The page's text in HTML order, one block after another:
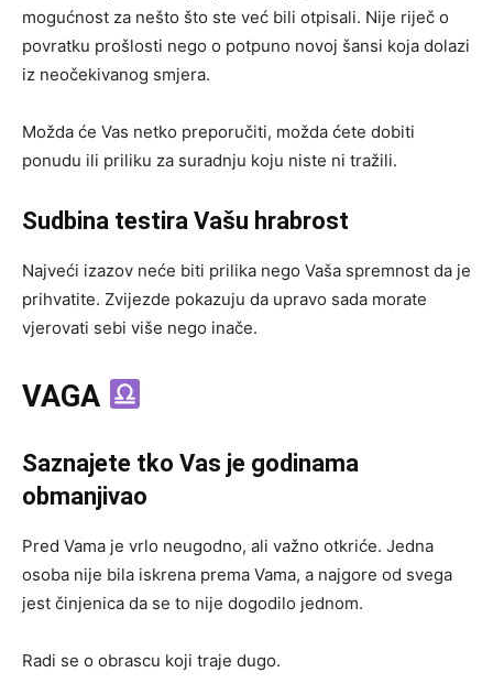
mogućnost za nešto što ste već bili otpisali. Nije riječ o
povratku prošlosti nego o potpuno novoj šansi koja dolazi
iz neočekivanog smjera.
Možda će Vas netko preporučiti, možda ćete dobiti
ponudu ili priliku za suradnju koju niste ni tražili.
Sudbina testira Vašu hrabrost
Najveći izazov neće biti prilika nego Vaša spremnost da je
prihvatite. Zvijezde pokazuju da upravo sada morate
vjerovati sebi više nego inače.
VAGA
Saznajete tko Vas je godinama
obmanjivao
Pred Vama je vrlo neugodno, ali važno otkriće. Jedna
osoba nije bila iskrena prema Vama, a najgore od svega
jest činjenica da se to nije dogodilo jednom.
Radi se o obrascu koji traje dugo.